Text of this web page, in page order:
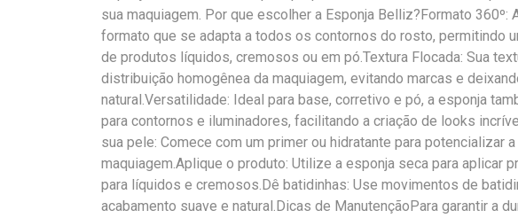
sua maquiagem. Por que escolher a Esponja Belliz?Formato 360º:
formato que se adapta a todos os contornos do rosto, permitindo
de produtos líquidos, cremosos ou em pó.Textura Flocada: Sua
distribuição homogênea da maquiagem, evitando marcas e
natural.Versatilidade: Ideal para base, corretivo e pó, a esponja
para contornos e iluminadores, facilitando a criação de looks
sua pele: Comece com um primer ou hidratante para potencializar
maquiagem.Aplique o produto: Utilize a esponja seca para aplicar
para líquidos e cremosos.Dê batidinhas: Use movimentos de
acabamento suave e natural.Dicas de ManutençãoPara garantir a